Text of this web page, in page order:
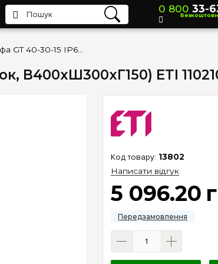
В400xШ300xГ150) ETI
13802
Написати відгук
5 096.20
0 800 33-